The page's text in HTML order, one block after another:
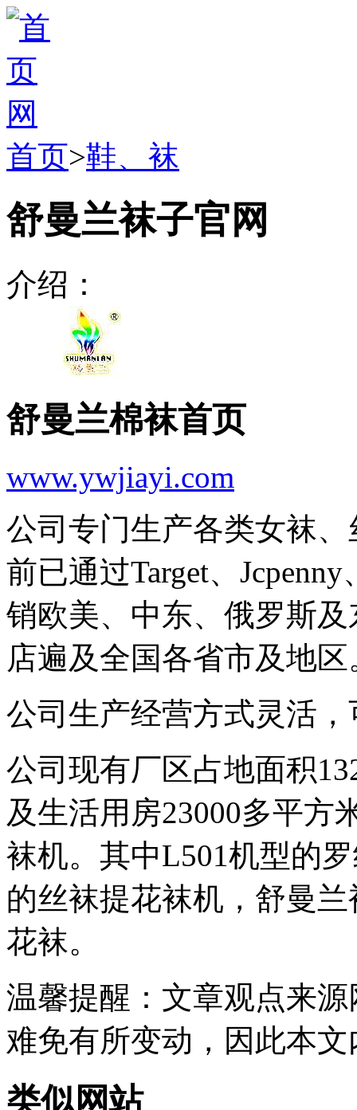
首页>鞋、袜
舒曼兰袜子官网
介绍：
舒曼兰棉袜首页
www.ywjiayi.com
公司专门生产各类女袜
前已通过Target、
销欧美、中东、俄罗斯
店遍及全国各省市及地区
公司生产经营方式灵活
公司现有厂区占地面积
及生活用房23000多平方
袜机。其中L501机型的
的丝袜提花袜机，舒曼
花袜。
温馨提醒 ：文章观点来
难免有所变动，因此本
类似网站